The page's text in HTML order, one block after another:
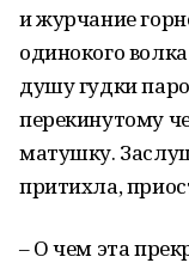
и журчание
одинокого
душу гудки
перекинутому
матушку.
притихла,
– О чем эта